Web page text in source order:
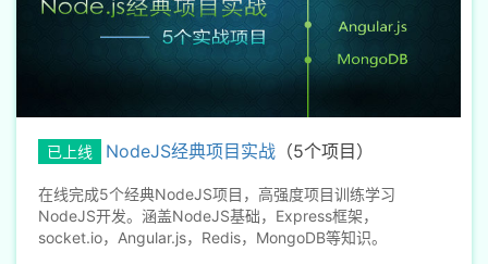
已上线 NodeJS经典项目实战 （5个项目）
在线完成5个经典NodeJS项目，高强度项目训练学习
NodeJS开发。涵盖NodeJS基础，Express框架，
socket.io，Angular.js，Redis，MongoDB等知识。